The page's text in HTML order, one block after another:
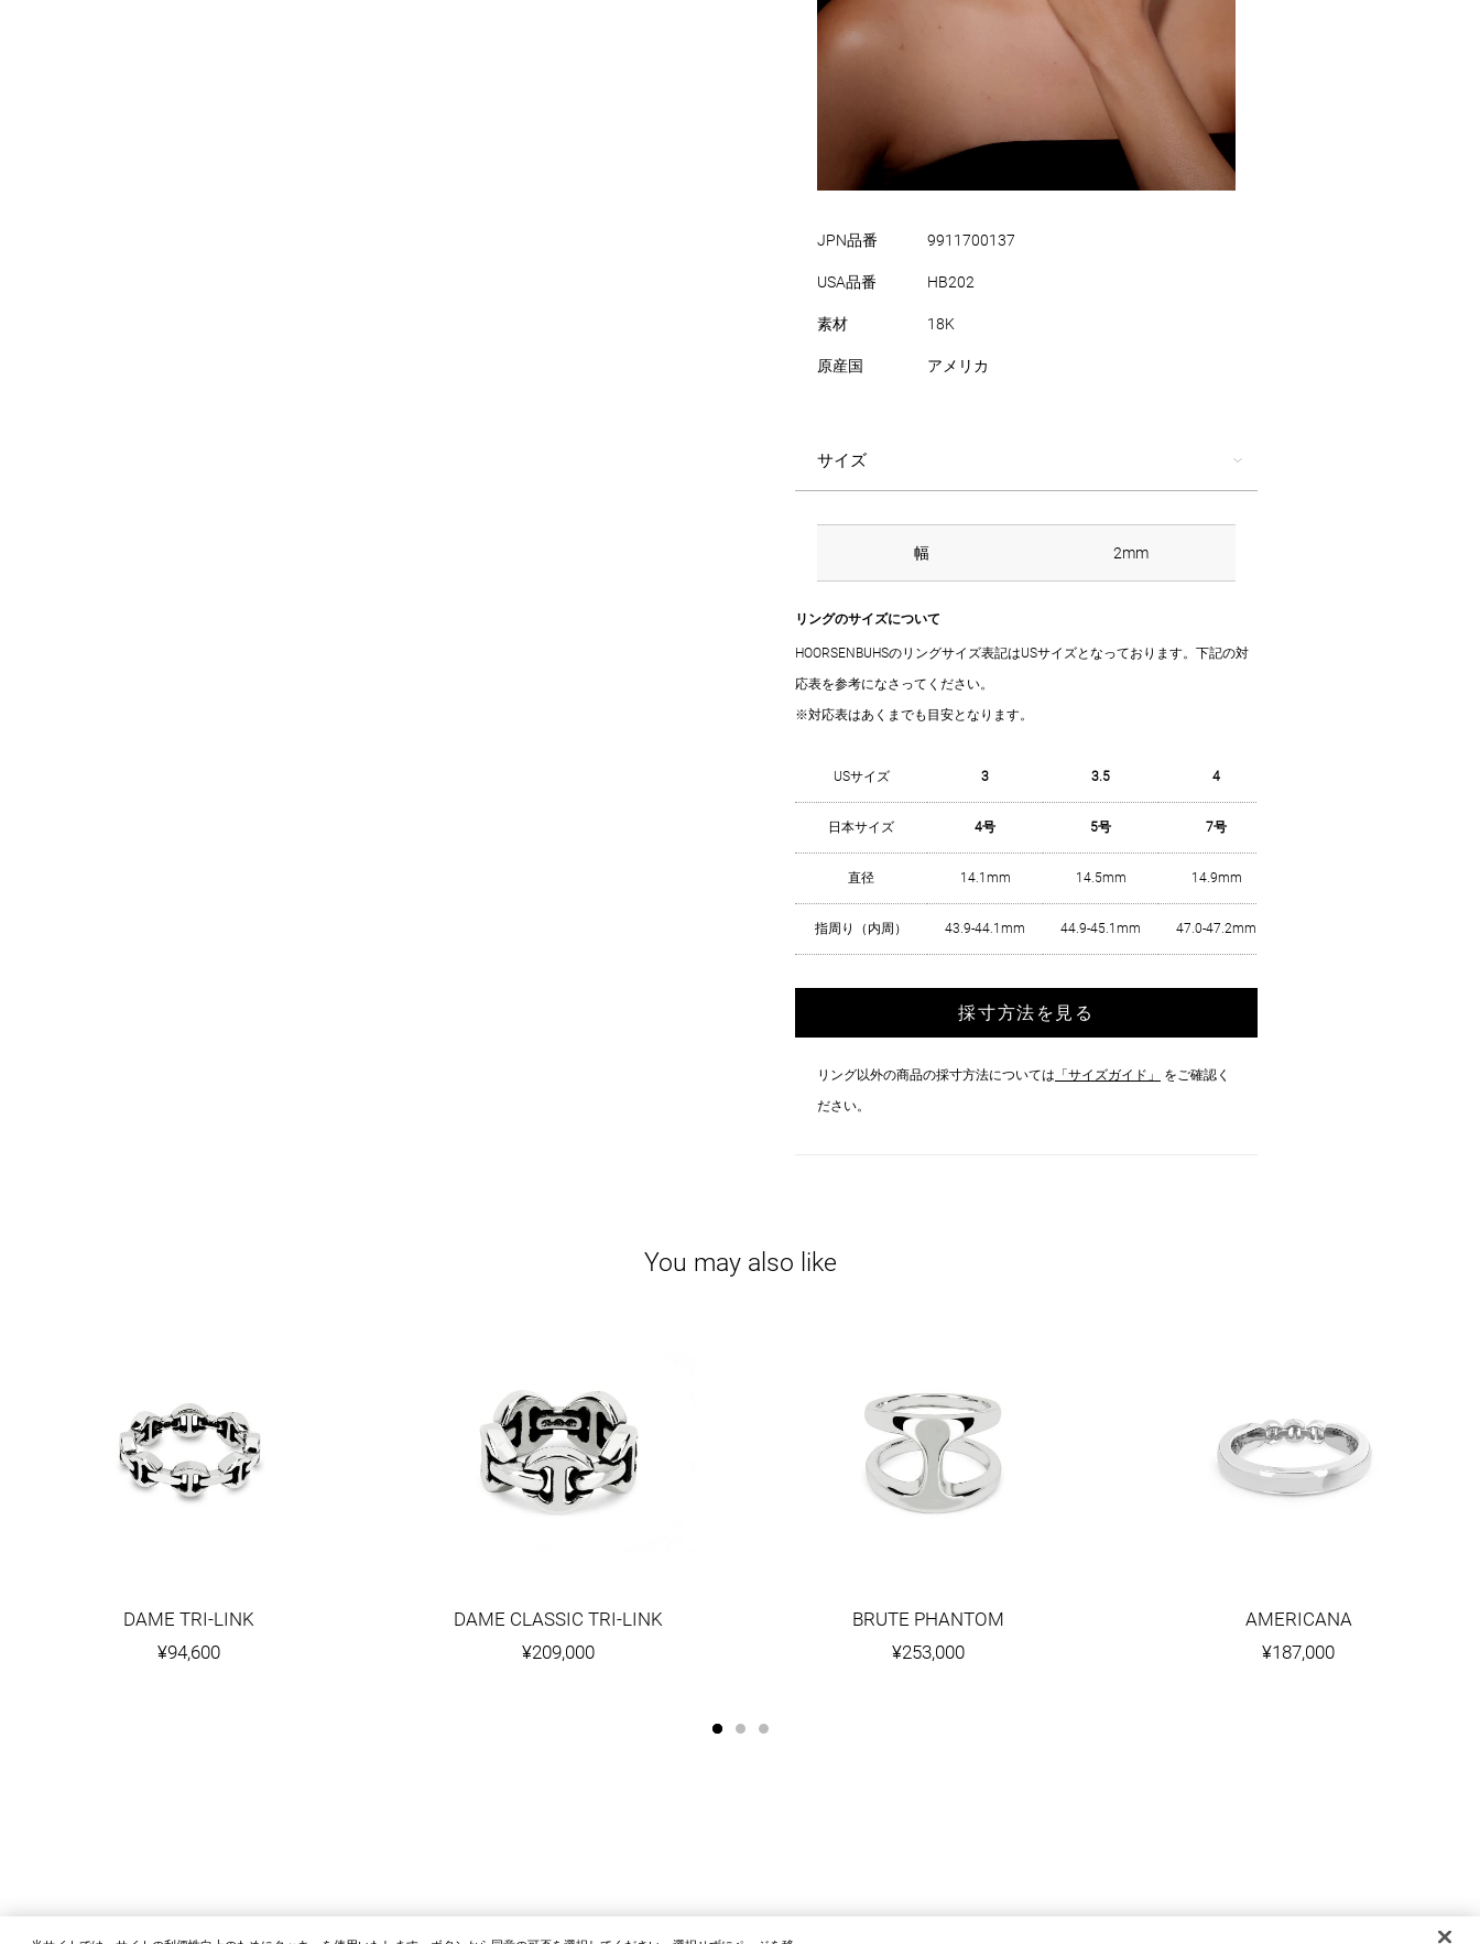
JPN品番 9911700137
USA品番 HB202
素材 18K
原産国 アメリカ
サイズ
幅 2mm
リングのサイズについて
HOORSENBUHSのリングサイズ表記はUSサイズとなっております。下記の対
応表を参考になさってください。
※対応表はあくまでも目安となります。
USサイズ 3 3.5 4
日本サイズ 4号 5号 7号
直径 14.1mm 14.5mm 14.9mm
指周り（内周） 43.9-44.1mm 44.9-45.1mm 47.0-47.2mm
採寸方法を見る
リング以外の商品の採寸方法については 「サイズガイド」
をご確認く
ださい。
You may also like
DAME TRI-LINK
¥94,600
DAME CLASSIC TRI-LINK
¥209,000
BRUTE PHANTOM
¥253,000
AMERICANA
¥187,000